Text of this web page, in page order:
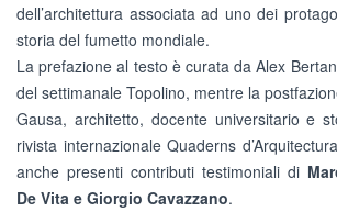
dell’architettura associata ad uno dei
storia del fumetto mondiale.
La prefazione al testo è curata da Alex
del settimanale Topolino, mentre la
Gausa, architetto, docente universitario e
rivista internazionale Quaderns
anche presenti contributi testimoniali di
De Vita e Giorgio Cavazzano.